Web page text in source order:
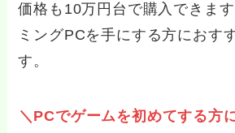
価格も10万円台で購入できま
ミングPCを手にする方におす
す。
＼PCでゲームを初めてする方